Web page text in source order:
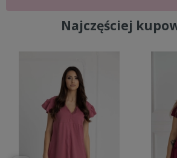
Najczęściej